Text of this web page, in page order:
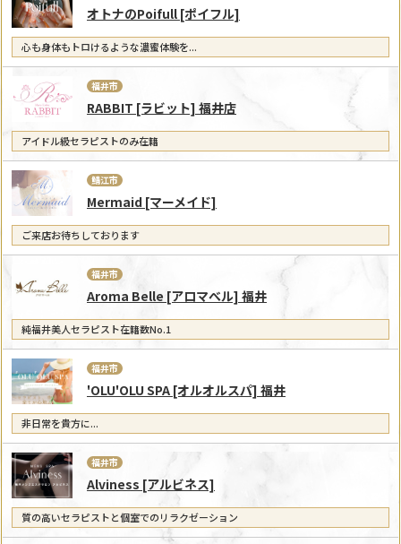
オトナのPoifull [ポイフル]
心も身体もトロけるような濃蜜体験を...
福井市
RABBIT [ラビット] 福井店
アイドル級セラピストのみ在籍
鯖江市
Mermaid [マーメイド]
ご来店お待ちしております
福井市
Aroma Belle [アロマべル] 福井
純福井美人セラピスト在籍数No.1
福井市
'OLU'OLU SPA [オルオルスパ] 福井
非日常を貴方に...
福井市
Alviness [アルビネス]
質の高いセラピストと個室でのリラクゼーション